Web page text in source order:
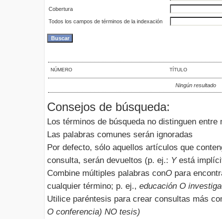
Cobertura
Todos los campos de términos de la indexación
NÚMERO TÍTULO
Ningún resultado
Consejos de búsqueda:
Los términos de búsqueda no distinguen
Las palabras comunes serán ignoradas
Por defecto, sólo aquellos artículos que
consulta, serán devueltos (p. ej.: Yestá
Combine múltiples palabras conO para
cualquier término; p. ej., educación O
Utilice paréntesis para crear consultas más
O conferencia) NO tesis)